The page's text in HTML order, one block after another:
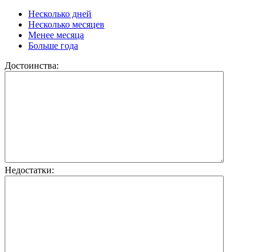
Несколько дней
Несколько месяцев
Менее месяца
Больше года
Достоинства:
Недостатки: